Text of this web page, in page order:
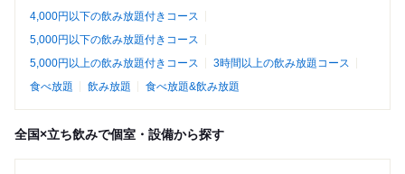
4,000円以下の飲み放題付きコース
5,000円以下の飲み放題付きコース
5,000円以上の飲み放題付きコース
3時間以上の飲み放題コース
食べ放題
飲み放題 食べ放題&飲み放題
全国×立ち飲みで個室・設備から探す